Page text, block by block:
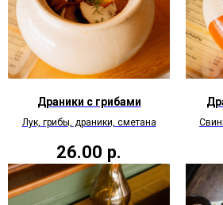
Драники с грибами
Лук, грибы, драники, сметана
26.00 р.